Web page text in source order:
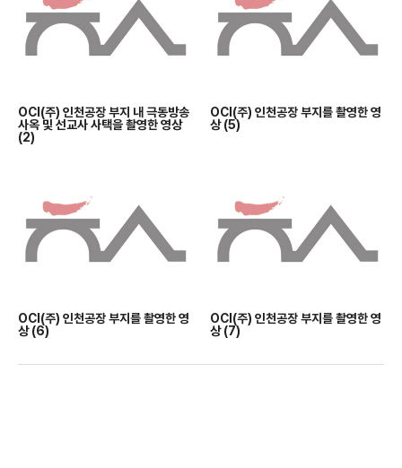
OCI(주) 인천공장 부지 내 극동방송
사옥 및 선교사 사택을 촬영한 영상
(2)
OCI(주) 인천공장 부지를 촬영한 영
상 (5)
OCI(주) 인천공장 부지를 촬영한 영
상 (6)
OCI(주) 인천공장 부지를 촬영한 영
상 (7)